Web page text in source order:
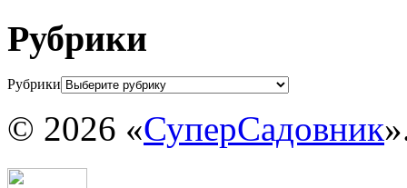
Рубрики
Рубрики
© 2026 «СуперСадовник